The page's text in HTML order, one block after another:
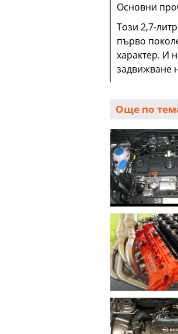
Основни
Този 2,7-
първо
характер. И
задвижване
Още по